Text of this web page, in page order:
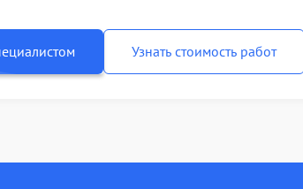
Узнать стоимость работ